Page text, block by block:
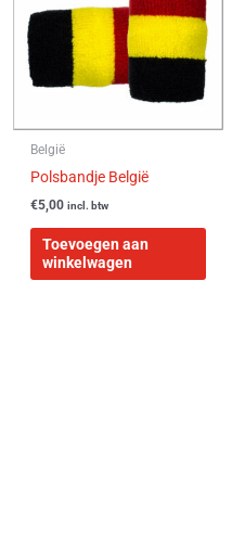
België
Polsbandje België
€5,00 incl. btw
Toevoegen aan
winkelwagen